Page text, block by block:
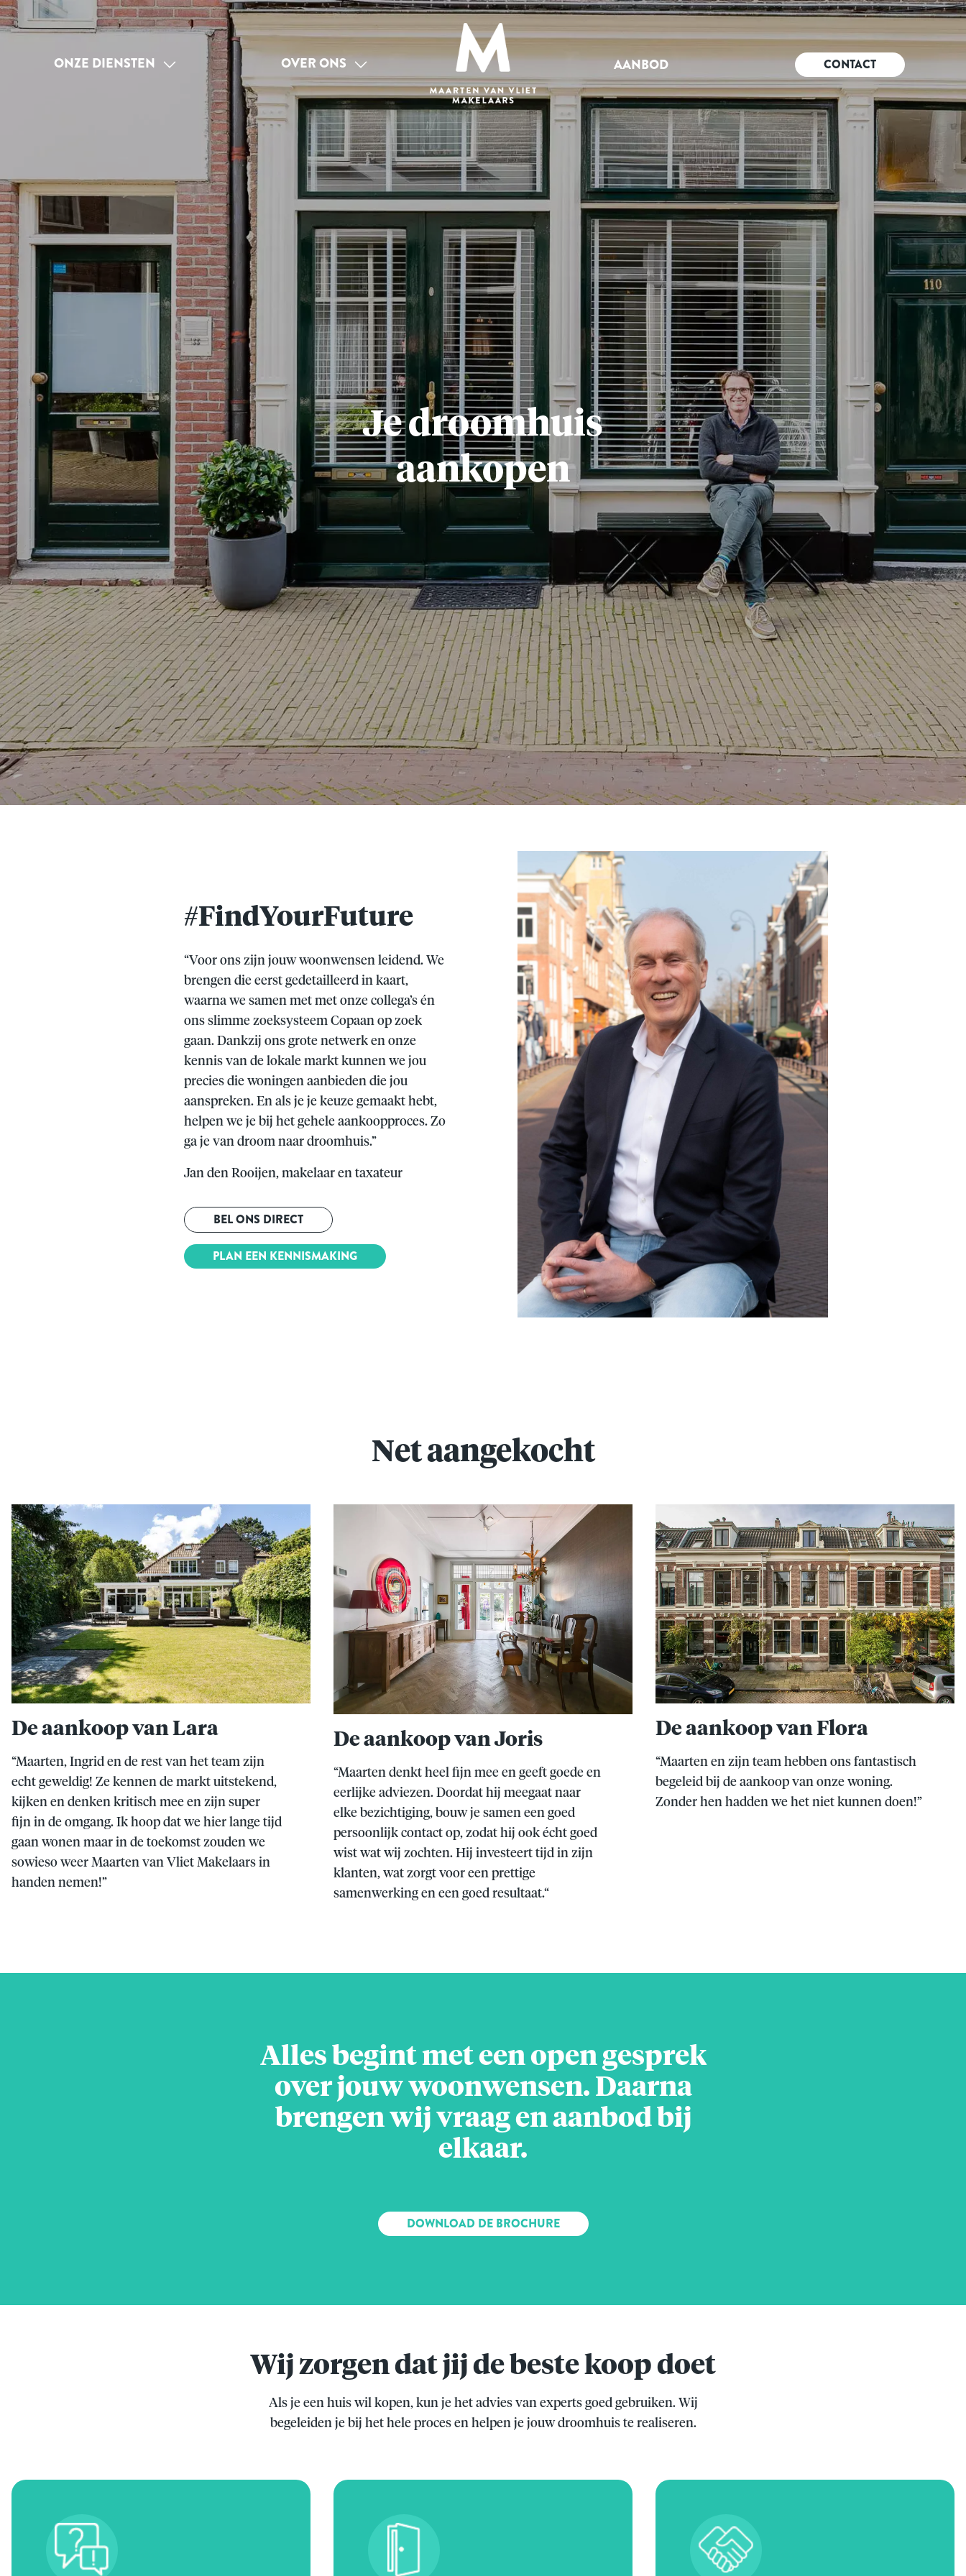
ONZE DIENSTEN OVER ONS AANBOD CONTACT
Je droomhuis
aankopen
#FindYourFuture
“Voor ons zijn jouw woonwensen leidend. We
brengen die eerst gedetailleerd in kaart,
waarna we samen met met onze collega’s én
ons slimme zoeksysteem Copaan op zoek
gaan. Dankzij ons grote netwerk en onze
kennis van de lokale markt kunnen we jou
precies die woningen aanbieden die jou
aanspreken. En als je je keuze gemaakt hebt,
helpen we je bij het gehele aankoopproces. Zo
ga je van droom naar droomhuis.”
Jan den Rooijen, makelaar en taxateur
BEL ONS DIRECT
PLAN EEN KENNISMAKING
Net aangekocht
De aankoop van Lara
“Maarten, Ingrid en de rest van het team zijn
echt geweldig! Ze kennen de markt uitstekend,
kijken en denken kritisch mee en zijn super
fijn in de omgang. Ik hoop dat we hier lange tijd
gaan wonen maar in de toekomst zouden we
sowieso weer Maarten van Vliet Makelaars in
handen nemen!”
De aankoop van Joris
“Maarten denkt heel fijn mee en geeft goede en
eerlijke adviezen. Doordat hij meegaat naar
elke bezichtiging, bouw je samen een goed
persoonlijk contact op, zodat hij ook écht goed
wist wat wij zochten. Hij investeert tijd in zijn
klanten, wat zorgt voor een prettige
samenwerking en een goed resultaat.“
De aankoop van Flora
“Maarten en zijn team hebben ons fantastisch
begeleid bij de aankoop van onze woning.
Zonder hen hadden we het niet kunnen doen!”
Alles begint met een open gesprek
over jouw woonwensen. Daarna
brengen wij vraag en aanbod bij
elkaar.
DOWNLOAD DE BROCHURE
Wij zorgen dat jij de beste koop doet
Als je een huis wil kopen, kun je het advies van experts goed gebruiken. Wij
begeleiden je bij het hele proces en helpen je jouw droomhuis te realiseren.